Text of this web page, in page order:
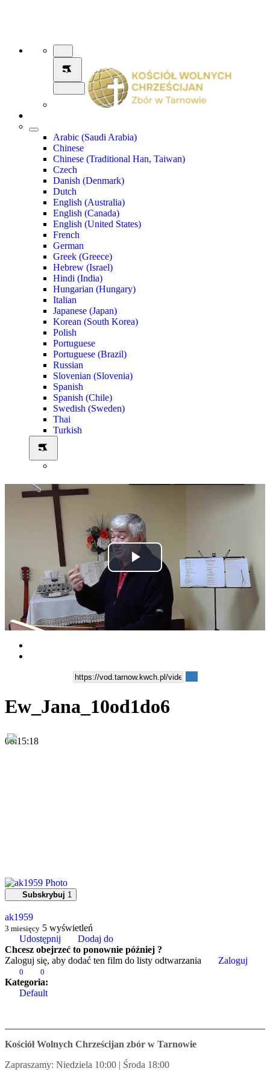
Arabic (Saudi Arabia)
Chinese
Chinese (Traditional Han, Taiwan)
Czech
Danish (Denmark)
Dutch
English (Australia)
English (Canada)
English (United States)
French
German
Greek (Greece)
Hebrew (Israel)
Hindi (India)
Hungarian (Hungary)
Italian
Japanese (Japan)
Korean (South Korea)
Polish
Portuguese
Portuguese (Brazil)
Russian
Slovenian (Slovenia)
Spanish
Spanish (Chile)
Swedish (Sweden)
Thai
Turkish
Play
Video
Ew_Jana_10od1do6
00:15:18
Subskrybuj 1
ak1959
3 miesięcy 5 wyświetleń
Udostępnij
Dodaj do
Chcesz obejrzeć to ponownie później ?
Zaloguj się, aby dodać ten film do listy odtwarzania
Zaloguj
0 0
Kategoria:
Default
Kościół Wolnych Chrześcijan zbór w Tarnowie
Zapraszamy: Niedziela 10:00 | Środa 18:00